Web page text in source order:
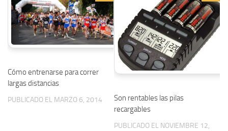
Cómo entrenarse para correr
largas distancias
PUBLICADO EL MARZO 6, 2014
Son rentables las pilas
recargables
PUBLICADO EL NOVIEMBRE 12,